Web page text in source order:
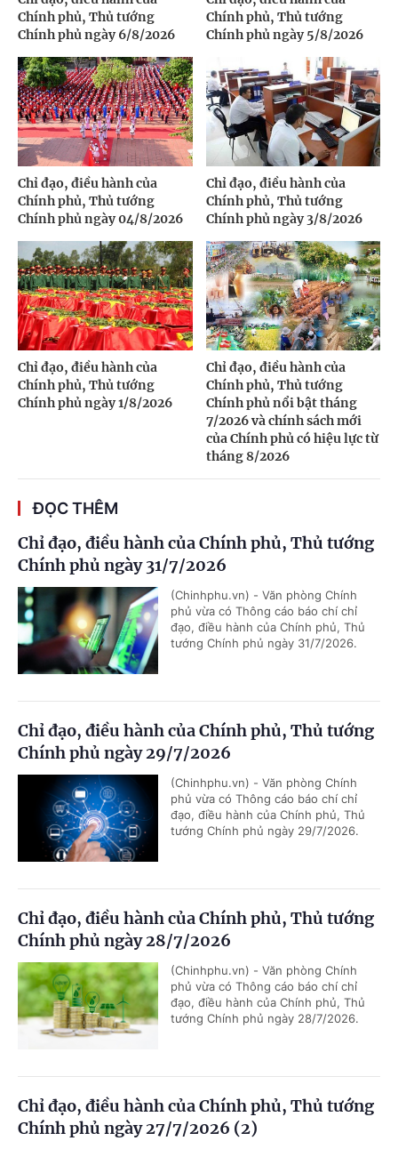
Chính phủ, Thủ tướng
Chính phủ ngày 6/8/2026
Chính phủ, Thủ tướng
Chính phủ ngày 5/8/2026
Chỉ đạo, điều hành của
Chính phủ, Thủ tướng
Chính phủ ngày 04/8/2026
Chỉ đạo, điều hành của
Chính phủ, Thủ tướng
Chính phủ ngày 3/8/2026
Chỉ đạo, điều hành của
Chính phủ, Thủ tướng
Chính phủ ngày 1/8/2026
Chỉ đạo, điều hành của
Chính phủ, Thủ tướng
Chính phủ nổi bật tháng
7/2026 và chính sách mới
của Chính phủ có hiệu lực từ
tháng 8/2026
ĐỌC THÊM
Chỉ đạo, điều hành của Chính phủ, Thủ tướng
Chính phủ ngày 31/7/2026
(Chinhphu.vn) - Văn phòng Chính
phủ vừa có Thông cáo báo chí chỉ
đạo, điều hành của Chính phủ, Thủ
tướng Chính phủ ngày 31/7/2026.
Chỉ đạo, điều hành của Chính phủ, Thủ tướng
Chính phủ ngày 29/7/2026
(Chinhphu.vn) - Văn phòng Chính
phủ vừa có Thông cáo báo chí chỉ
đạo, điều hành của Chính phủ, Thủ
tướng Chính phủ ngày 29/7/2026.
Chỉ đạo, điều hành của Chính phủ, Thủ tướng
Chính phủ ngày 28/7/2026
(Chinhphu.vn) - Văn phòng Chính
phủ vừa có Thông cáo báo chí chỉ
đạo, điều hành của Chính phủ, Thủ
tướng Chính phủ ngày 28/7/2026.
Chỉ đạo, điều hành của Chính phủ, Thủ tướng
Chính phủ ngày 27/7/2026 (2)